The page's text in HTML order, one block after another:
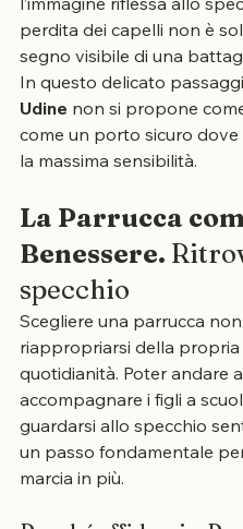
prove più difficili è senza
l’immagine riflessa allo
perdita dei capelli non è
segno visibile di una
In questo delicato
Udine non si propone
come un porto sicuro
La Parrucca
Benessere.
specchio
Scegliere una parrucca
riappropriarsi della propria
quotidianità. Poter andare
accompagnare i figli a
guardarsi allo specchio
un passo fondamentale